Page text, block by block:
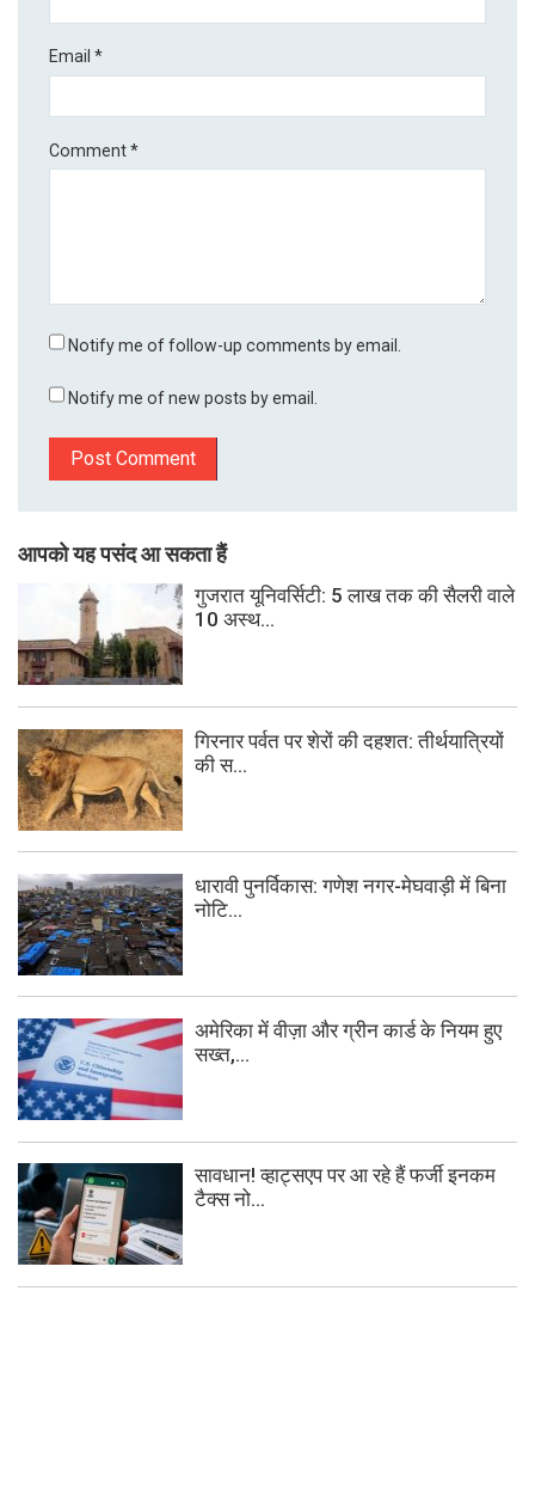
Email*
Comment*
Notify me of follow-up comments by email.
Notify me of new posts by email.
आपको यह पसंद आ सकता हैं
गुजरात यूनिवर्सिटी: 5 लाख तक की सैलरी वाले
10 अस्थ...
गिरनार पर्वत पर शेरों की दहशत: तीर्थयात्रियों
की स...
धारावी पुनर्विकास: गणेश नगर-मेघवाड़ी में बिना
नोटि...
अमेरिका में वीज़ा और ग्रीन कार्ड के नियम हुए
सख्त,...
सावधान! व्हाट्सएप पर आ रहे हैं फर्जी इनकम
टैक्स नो...